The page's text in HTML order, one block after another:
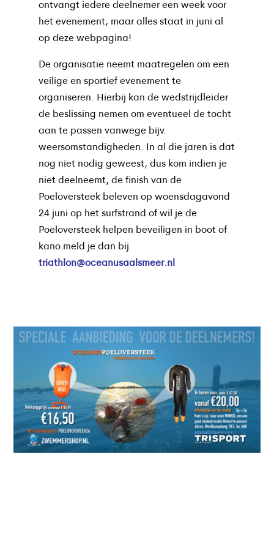
ontvangt iedere deelnemer een week voor
het evenement, maar alles staat in juni al
op deze webpagina!
De organisatie neemt maatregelen om een
veilige en sportief evenement te
organiseren. Hierbij kan de wedstrijdleider
de beslissing nemen om eventueel de tocht
aan te passen vanwege bijv.
weersomstandigheden. In al die jaren is dat
nog niet nodig geweest, dus kom indien je
niet deelneemt, de finish van de
Poeloversteek beleven op woensdagavond
24 juni op het surfstrand of wil je de
Poeloversteek helpen beveiligen in boot of
kano meld je dan bij
triathlon@oceanusaalsmeer.nl